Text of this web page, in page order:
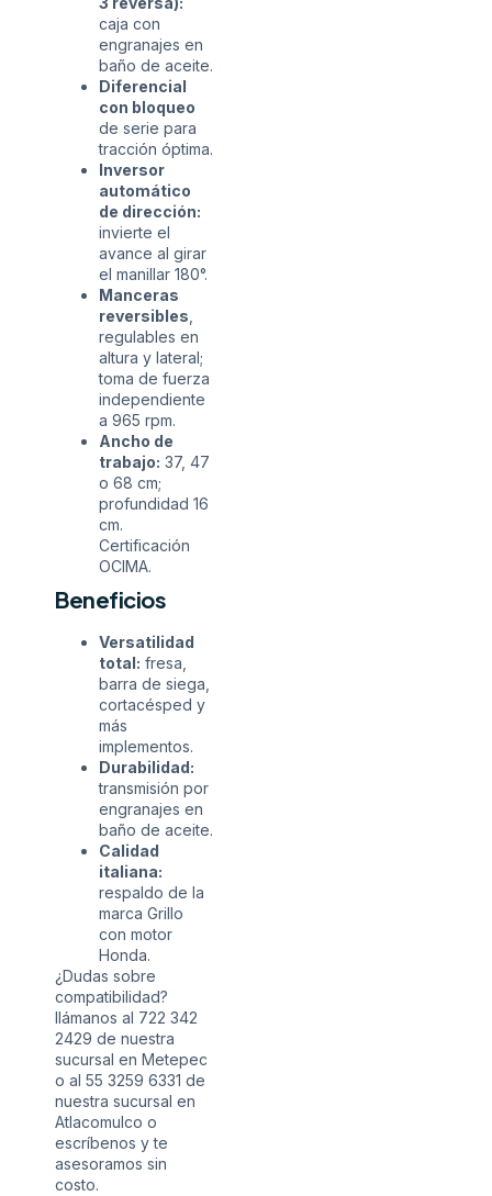
caja con
engranajes en
baño de aceite.
Diferencial
con bloqueo
de serie para
tracción óptima.
Inversor
automático
de dirección:
invierte el
avance al girar
el manillar 180°.
Manceras
reversibles
regulables en
altura y lateral;
toma de fuerza
independiente
a 965 rpm.
Ancho de
trabajo: 37, 47
o 68 cm;
profundidad 16
cm.
Certificación
OCIMA.
Beneficios
Versatilidad
total: fresa,
barra de siega,
cortacésped y
más
implementos.
Durabilidad:
transmisión por
engranajes en
baño de aceite.
Calidad
italiana:
respaldo de la
marca Grillo
con motor
Honda.
¿Dudas sobre
compatibilidad?
llámanos al 722 342
2429 de nuestra
sucursal en Metepec
o al 55 3259 6331 de
nuestra sucursal en
Atlacomulco o
escríbenos y te
asesoramos sin
costo.